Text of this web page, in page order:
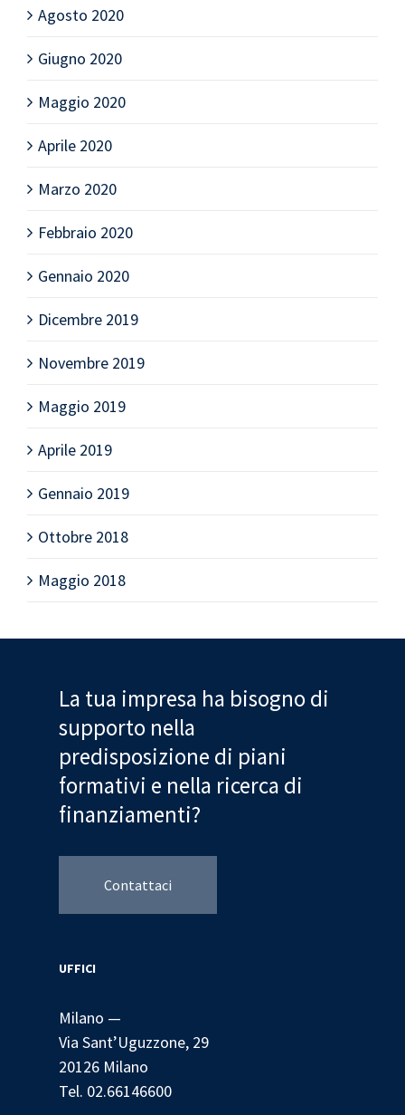
Agosto 2020
Giugno 2020
Maggio 2020
Aprile 2020
Marzo 2020
Febbraio 2020
Gennaio 2020
Dicembre 2019
Novembre 2019
Maggio 2019
Aprile 2019
Gennaio 2019
Ottobre 2018
Maggio 2018
La tua impresa ha bisogno di
supporto nella
predisposizione di piani
formativi e nella ricerca di
finanziamenti?
Contattaci
UFFICI
Milano —
Via Sant’Uguzzone, 29
20126 Milano
Tel. 02.66146600